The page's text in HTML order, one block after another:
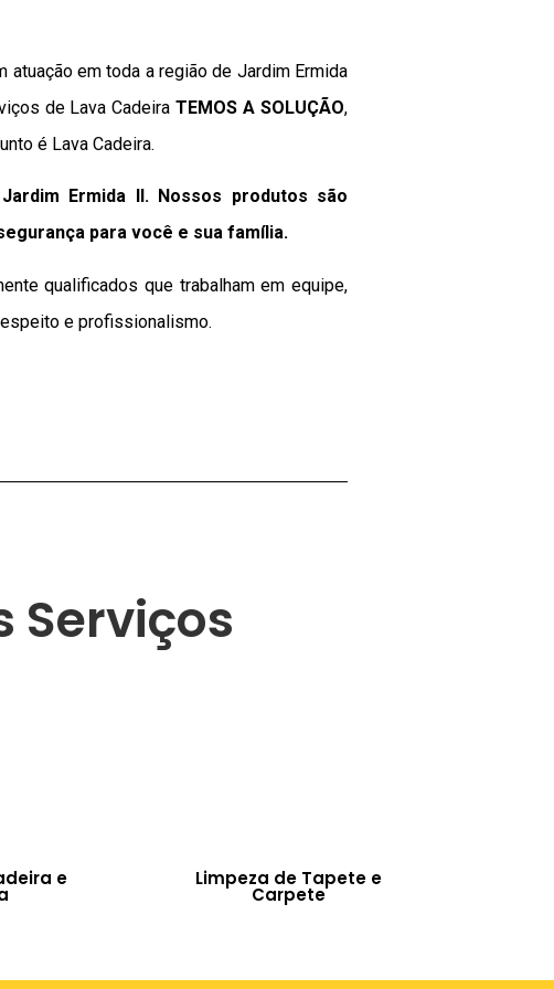
em toda a região de Jardim Ermida
de Lava CadeiraTEMOS A SOLUÇÃO,
é Lava Cadeira.
Ermida II. Nossos produtos são
para você e sua família.
qualificados que trabalham em equipe,
e profissionalismo.
Serviços
e Limpeza de Tapete e
Carpete